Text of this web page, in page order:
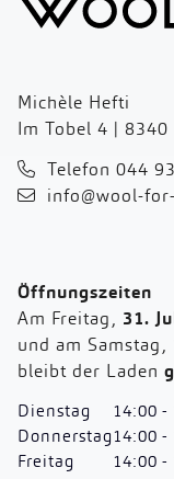
Michèle Hefti
Im Tobel 4 |
Telefon 044
info@wool-
Öffnungszeiten
Am Freitag, 31.
und am Samstag,
bleibt der Laden
Dienstag
Donnerstag
Freitag
14:00 -
14:00 -
14:00 -